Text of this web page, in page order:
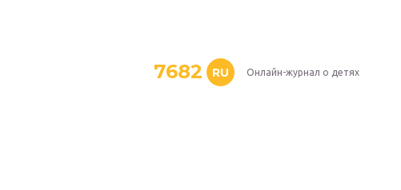
7682 RU Онлайн-журнал о детях